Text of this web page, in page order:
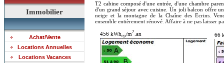
Immobilier
Achat/Vente
Locations Annuelles
Locations Vacances
T2 cabine composé d'une entrée, d'une chambre
d'un grand séjour avec cuisine. Un joli balcon offre
neige et la montagne de la Chaîne des Ecrins.
ensemble entièrement rénové. Affaire à ne pas laisser
456 kWhep/m2 .an 66